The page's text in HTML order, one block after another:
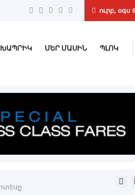
ուրբ, օգս
ԽԱՊՐԻԿ ՄԵՐ ՄԱՍԻՆ
ՊԼՈԿ